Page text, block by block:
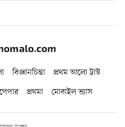
বিজ্ঞানচিন্তা
প্রথম আলো ট্রাস্ট
প্রথমা মোবাইল ভ্যাস